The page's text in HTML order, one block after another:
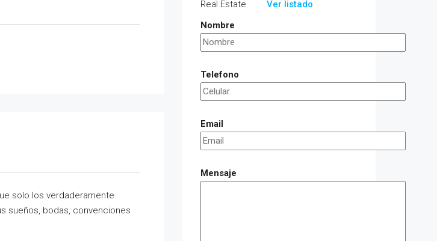
solo los verdaderamente
sueños, bodas, convenciones
Ver listado
Nombre
Telefono
Email
Mensaje